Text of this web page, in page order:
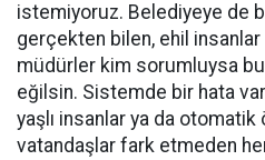
istemiyoruz. Belediyeye de
gerçekten bilen, ehil
müdürler kim sorumluysa
eğilsin. Sistemde bir hata
yaşlı insanlar ya da
vatandaşlar fark etmeden